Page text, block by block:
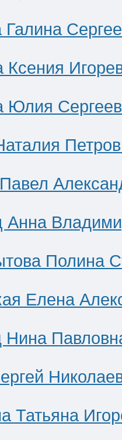
Галина
Ксения
Юлия
Анна
Полина
Елена
Нина
Татьяна